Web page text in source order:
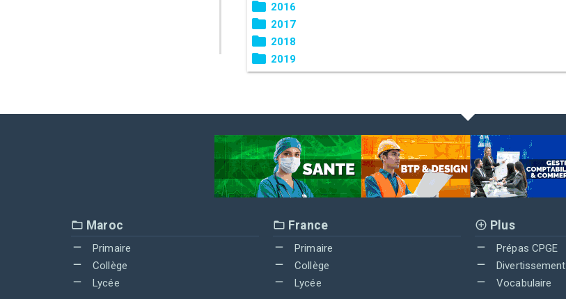
2016
2017
2018
2019
Maroc
Primaire
Collège
Lycée
France
Primaire
Collège
Lycée
Plus
Prépas CPGE
Divertissement
Vocabulaire